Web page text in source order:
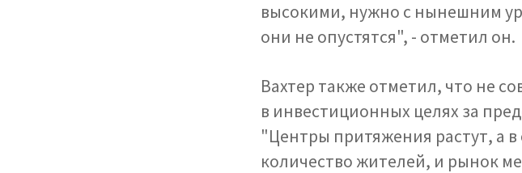
высокими, нужно с нынешним
они не опустятся", - отметил он.
Вахтер также отметил, что не
в инвестиционных целях за
"Центры притяжения растут, а
количество жителей, и рынок